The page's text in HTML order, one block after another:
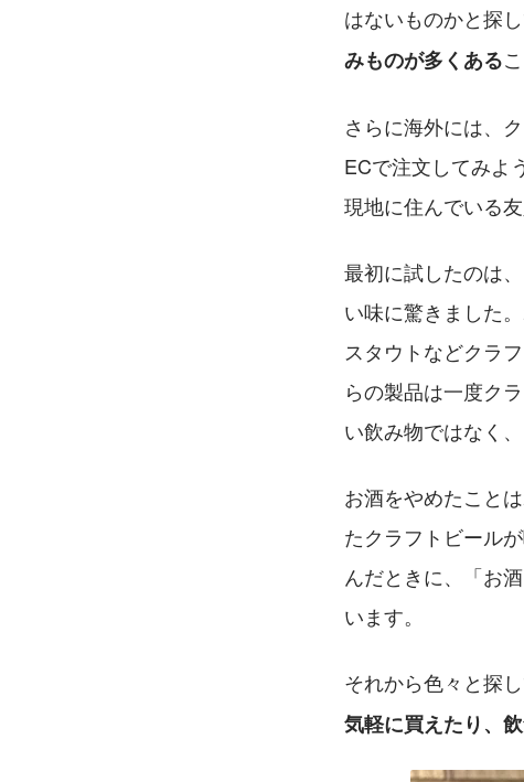
はないものかと探し
みものが多くある
さらに海外には、
ECで注文してみよ
現地に住んでいる
最初に試したのは
い味に驚きました
スタウトなどクラ
らの製品は一度ク
い飲み物ではなく
お酒をやめたこと
たクラフトビール
んだときに、「お
います。
それから色々と探
気軽に買えたり、